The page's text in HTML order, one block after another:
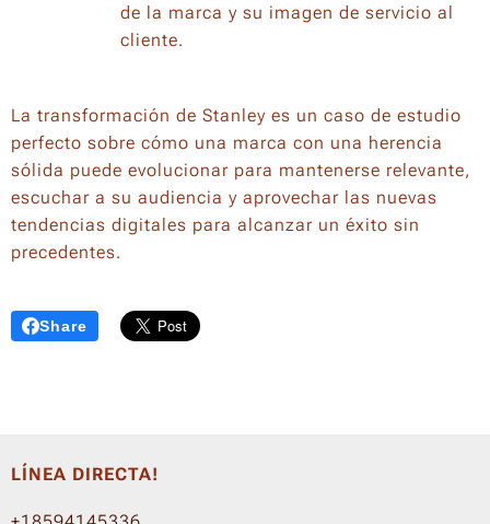
de la marca y su imagen de servicio al
cliente.
La transformación de Stanley es un caso de estudio
perfecto sobre cómo una marca con una herencia
sólida puede evolucionar para mantenerse relevante,
escuchar a su audiencia y aprovechar las nuevas
tendencias digitales para alcanzar un éxito sin
precedentes.
Share
LÍNEA DIRECTA!